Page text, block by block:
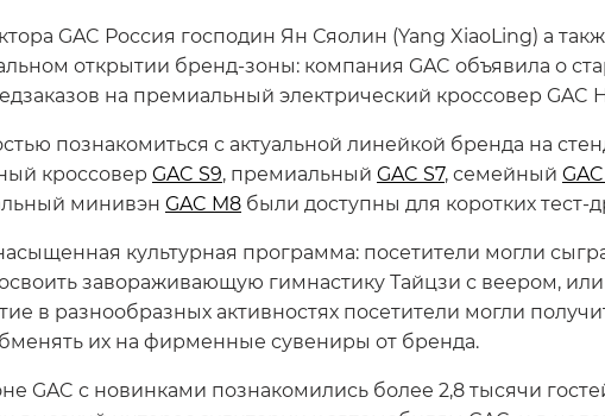
GAC Россия господин Ян Сяолин (Yang XiaoLing) а
открытии бренд-зоны: компания GAC объявила о
на премиальный электрический кроссовер GAC
познакомиться с актуальной линейкой бренда на
кроссовер GAC S9, премиальный GAC S7, семейный
минивэн GAC M8 были доступны для коротких тест-
культурная программа: посетители могли
завораживающую гимнастику Тайцзи с веером,
в разнообразных активностях посетители могли
их на фирменные сувениры от бренда.
GAC с новинками познакомились более 2,8 тысячи